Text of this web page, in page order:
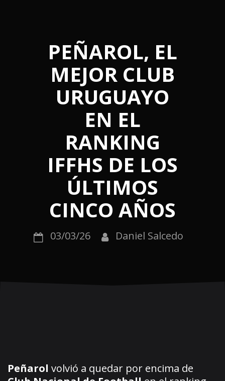
PEÑAROL, EL
MEJOR CLUB
URUGUAYO
EN EL
RANKING
IFFHS DE LOS
ÚLTIMOS
CINCO AÑOS
03/03/26 Daniel Salcedo
Peñarol volvió a quedar por encima de